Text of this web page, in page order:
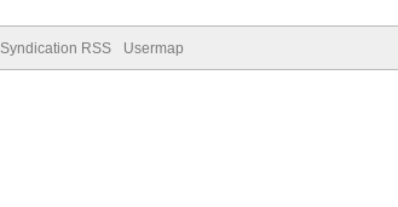
Syndication RSS Usermap